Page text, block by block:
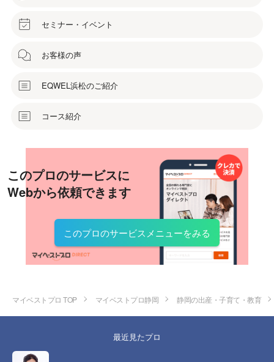
セミナー・イベント
お客様の声
EQWEL浜松のご紹介
コース紹介
このプロのサービスに
Webから依頼できます
このプロのサービスメニューをみる
マイベストプロ TOP マイベストプロ静岡 静岡の出産・子育て・教育
最近見たプロ